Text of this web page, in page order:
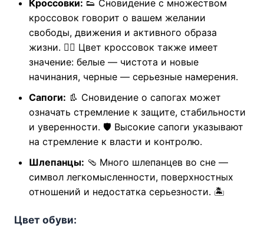
Кроссовки: 👟 Сновидение с множеством
кроссовок говорит о вашем желании
свободы, движения и активного образа
жизни. 🤸‍♀️ Цвет кроссовок также имеет
значение: белые — чистота и новые
начинания, черные — серьезные намерения.
Сапоги: 👢 Сновидение о сапогах может
означать стремление к защите, стабильности
и уверенности. 🛡️ Высокие сапоги указывают
на стремление к власти и контролю.
Шлепанцы: 🩴 Много шлепанцев во сне —
символ легкомысленности, поверхностных
отношений и недостатка серьезности. 🏝️
Цвет обуви: